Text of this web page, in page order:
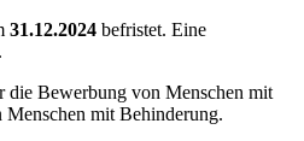
31.12.2024 befristet. Eine
die Bewerbung von Menschen mit
mit Behinderung.